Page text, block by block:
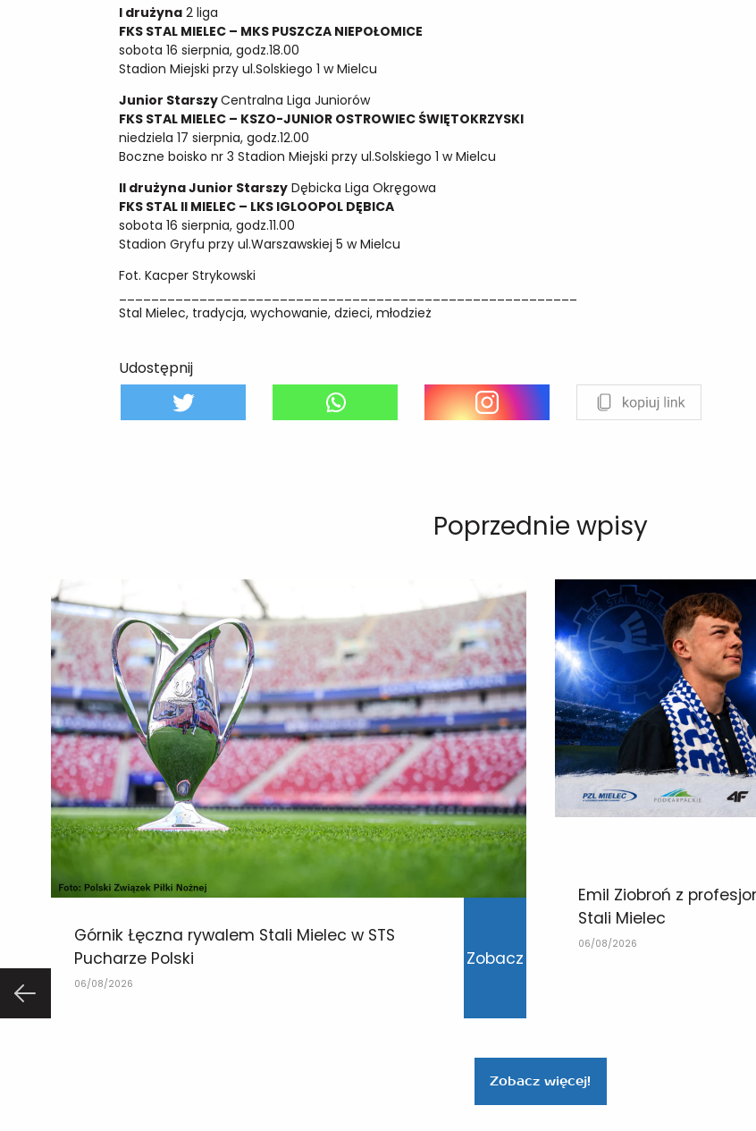
I drużyna 2 liga
FKS STAL MIELEC – MKS PUSZCZA NIEPOŁOMICE
sobota 16 sierpnia, godz.18.00
Stadion Miejski przy ul.Solskiego 1 w Mielcu
Junior StarszyCentralna Liga Juniorów
FKS STAL MIELEC – KSZO-JUNIOR OSTROWIEC ŚWIĘTOKRZYSKI
niedziela 17 sierpnia, godz.12.00
Boczne boisko nr 3 Stadion Miejski przy ul.Solskiego 1 w Mielcu
II drużyna Junior Starszy Dębicka Liga Okręgowa
FKS STAL II MIELEC – LKS IGLOOPOL DĘBICA
sobota 16 sierpnia, godz.11.00
Stadion Gryfu przy ul.Warszawskiej 5 w Mielcu
Fot. Kacper Strykowski
Stal Mielec, tradycja, wychowanie, dzieci, młodzież
Udostępnij
Poprzednie wpisy
Górnik Łęczna rywalem Stali Mielec w STS
Pucharze Polski
06/08/2026
Zobacz
Emil Ziobroń z
Stali Mielec
06/08/2026
Zobacz więcej!